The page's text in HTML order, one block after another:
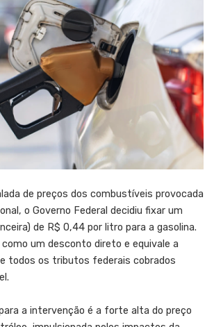
de preços dos combustíveis provocada
o Governo Federal decidiu fixar um
de R$ 0,44 por litro para a gasolina.
um desconto direto e equivale a
todos os tributos federais cobrados
a intervenção é a forte alta do preço